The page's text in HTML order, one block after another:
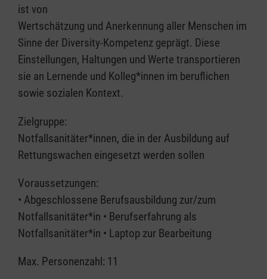
ist von
Wertschätzung und Anerkennung aller Menschen im
Sinne der Diversity-Kompetenz geprägt. Diese
Einstellungen, Haltungen und Werte transportieren
sie an Lernende und Kolleg*innen im beruflichen
sowie sozialen Kontext.
Zielgruppe:
Notfallsanitäter*innen, die in der Ausbildung auf
Rettungswachen eingesetzt werden sollen
Voraussetzungen:
• Abgeschlossene Berufsausbildung zur/zum
Notfallsanitäter*in • Berufserfahrung als
Notfallsanitäter*in • Laptop zur Bearbeitung
Max. Personenzahl: 11